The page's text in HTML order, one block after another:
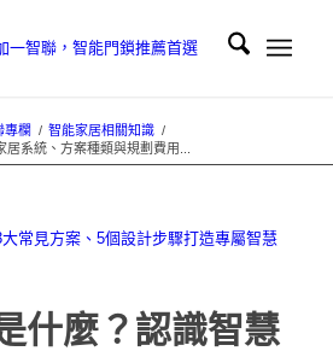
專欄 / 智能家居相關知識 /
系統、方案種類與規劃費用...
什麼？認識智慧